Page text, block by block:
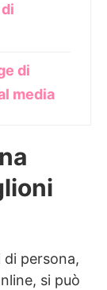
di
media
persona,
si può